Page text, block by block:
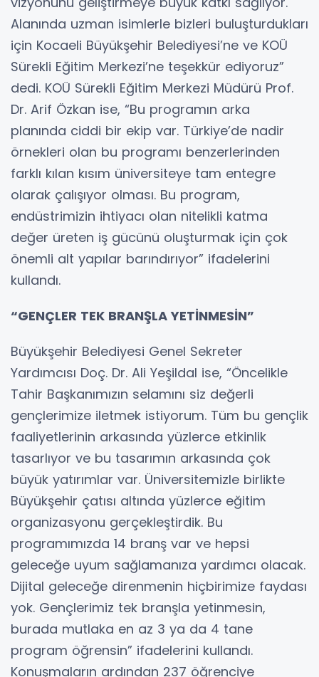
Alanında uzman isimlerle bizleri buluşturdukları
için Kocaeli Büyükşehir Belediyesi’ne ve KOÜ
Sürekli Eğitim Merkezi’ne teşekkür ediyoruz”
dedi. KOÜ Sürekli Eğitim Merkezi Müdürü Prof.
Dr. Arif Özkan ise, “Bu programın arka
planında ciddi bir ekip var. Türkiye’de nadir
örnekleri olan bu programı benzerlerinden
farklı kılan kısım üniversiteye tam entegre
olarak çalışıyor olması. Bu program,
endüstrimizin ihtiyacı olan nitelikli katma
değer üreten iş gücünü oluşturmak için çok
önemli alt yapılar barındırıyor” ifadelerini
kullandı.
“GENÇLER TEK BRANŞLA YETİNMESİN”
Büyükşehir Belediyesi Genel Sekreter
Yardımcısı Doç. Dr. Ali Yeşildal ise, “Öncelikle
Tahir Başkanımızın selamını siz değerli
gençlerimize iletmek istiyorum. Tüm bu gençlik
faaliyetlerinin arkasında yüzlerce etkinlik
tasarlıyor ve bu tasarımın arkasında çok
büyük yatırımlar var. Üniversitemizle birlikte
Büyükşehir çatısı altında yüzlerce eğitim
organizasyonu gerçekleştirdik. Bu
programımızda 14 branş var ve hepsi
geleceğe uyum sağlamanıza yardımcı olacak.
Dijital geleceğe direnmenin hiçbirimize faydası
yok. Gençlerimiz tek branşla yetinmesin,
burada mutlaka en az 3 ya da 4 tane
program öğrensin” ifadelerini kullandı.
Konuşmaların ardından 237 öğrenciye